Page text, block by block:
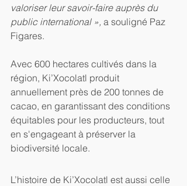
valoriser leur savoir-faire auprès du
public international », a souligné Paz
Figares.
Avec 600 hectares cultivés dans la
région, Ki’Xocolatl produit
annuellement près de 200 tonnes de
cacao, en garantissant des conditions
équitables pour les producteurs, tout
en s'engageant à préserver la
biodiversité locale.
L’histoire de Ki’Xocolatl est aussi celle